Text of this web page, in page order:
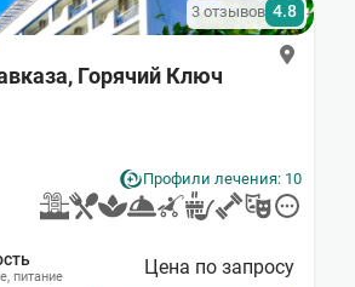
3 отзывов 4.8
Горячий Ключ
Профили лечения: 10
, питание Цена по запросу